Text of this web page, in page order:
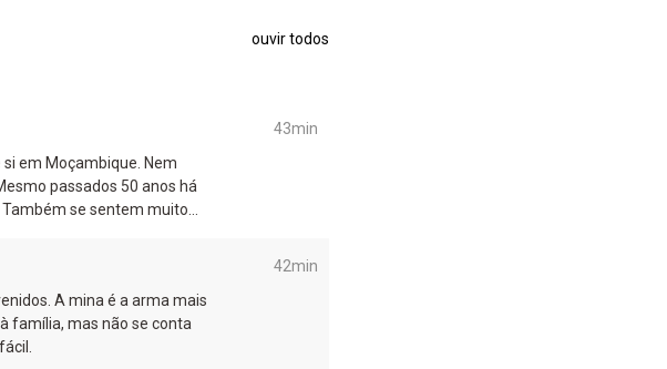
ouvir todos
em Moçambique. Nem
passados 50 anos há
se sentem muito
43min
A mina é a arma mais
família, mas não se conta
42min